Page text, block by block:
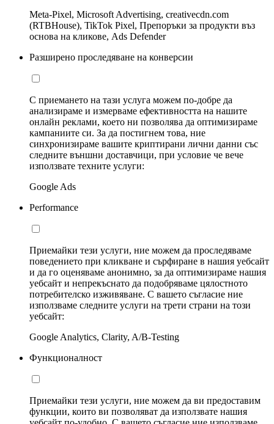
Meta-Pixel, Microsoft Advertising, creativecdn.com
(RTBHouse), TikTok Pixel, Препоръки за продукти въз
основа на кликове, Ads Defender
Разширено проследяване на конверсии
С приемането на тази услуга можем по-добре да
анализираме и измерваме ефективността на нашите
онлайн реклами, което ни позволява да оптимизираме
кампаниите си. За да постигнем това, ние
синхронизираме вашите криптирани лични данни със
следните външни доставчици, при условие че вече
използвате техните услуги:
Google Ads
Performance
Приемайки тези услуги, ние можем да проследяваме
поведението при кликване и сърфиране в нашия уебсайт
и да го оценяваме анонимно, за да оптимизираме нашия
уебсайт и непрекъснато да подобряваме цялостното
потребителско изживяване. С вашето съгласие ние
използваме следните услуги на трети страни на този
уебсайт:
Google Analytics, Clarity, A/B-Testing
Функционалност
Приемайки тези услуги, ние можем да ви предоставим
функции, които ви позволяват да използвате нашия